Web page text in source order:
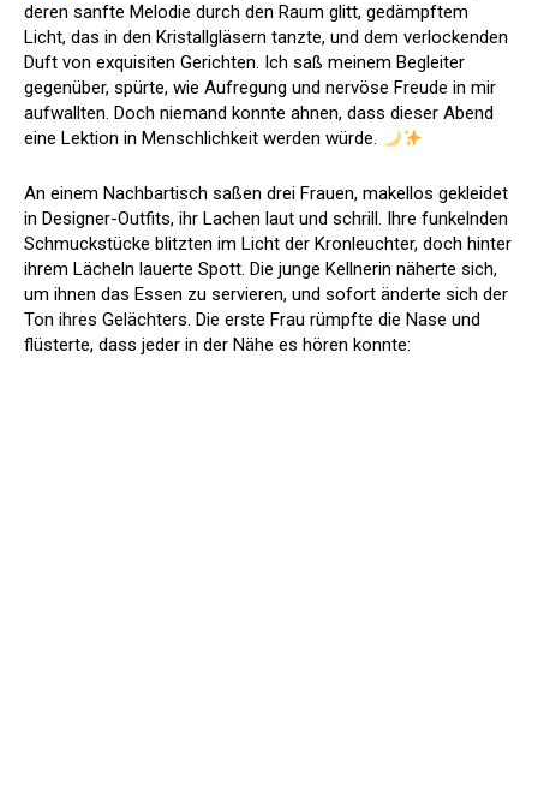
deren sanfte Melodie durch den Raum glitt, gedämpftem
Licht, das in den Kristallgläsern tanzte, und dem verlockenden
Duft von exquisiten Gerichten. Ich saß meinem Begleiter
gegenüber, spürte, wie Aufregung und nervöse Freude in mir
aufwallten. Doch niemand konnte ahnen, dass dieser Abend
eine Lektion in Menschlichkeit werden würde.
An einem Nachbartisch saßen drei Frauen, makellos gekleidet
in Designer-Outfits, ihr Lachen laut und schrill. Ihre funkelnden
Schmuckstücke blitzten im Licht der Kronleuchter, doch hinter
ihrem Lächeln lauerte Spott. Die junge Kellnerin näherte sich,
um ihnen das Essen zu servieren, und sofort änderte sich der
Ton ihres Gelächters. Die erste Frau rümpfte die Nase und
flüsterte, dass jeder in der Nähe es hören konnte: